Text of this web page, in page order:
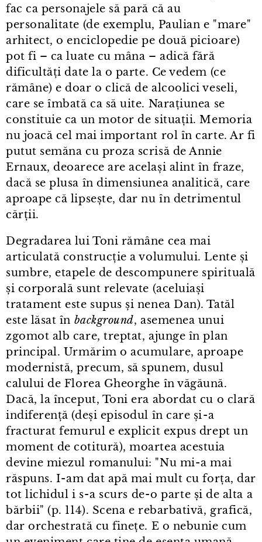
fac ca personajele să pară că au
personalitate (de exemplu, Paulian e "mare"
arhitect, o enciclopedie pe două picioare)
pot fi – ca luate cu mâna – adică fără
dificultăți date la o parte. Ce vedem (ce
rămâne) e doar o clică de alcoolici veseli,
care se îmbată ca să uite. Narațiunea se
constituie ca un motor de situații. Memoria
nu joacă cel mai important rol în carte. Ar fi
putut semăna cu proza scrisă de Annie
Ernaux, deoarece are același alint în fraze,
dacă se plusa în dimensiunea analitică, care
aproape că lipsește, dar nu în detrimentul
cărții.
Degradarea lui Toni rămâne cea mai
articulată construcție a volumului. Lente și
sumbre, etapele de descompunere spirituală
și corporală sunt relevate (aceluiași
tratament este supus și nenea Dan). Tatăl
este lăsat în background, asemenea unui
zgomot alb care, treptat, ajunge în plan
principal. Urmărim o acumulare, aproape
modernistă, precum, să spunem, dusul
calului de Florea Gheorghe în văgăună.
Dacă, la început, Toni era abordat cu o clară
indiferență (deși episodul în care și⁠-⁠a
fracturat femurul e explicit expus drept un
moment de cotitură), moartea acestuia
devine miezul romanului: "Nu mi⁠-⁠a mai
răspuns. I⁠-⁠am dat apă mai mult cu forța, dar
tot lichidul i s⁠-⁠a scurs de⁠-⁠o parte și de alta a
bărbii" (p. 114). Scena e rebarbativă, grafică,
dar orchestrată cu finețe. E o nebunie cum